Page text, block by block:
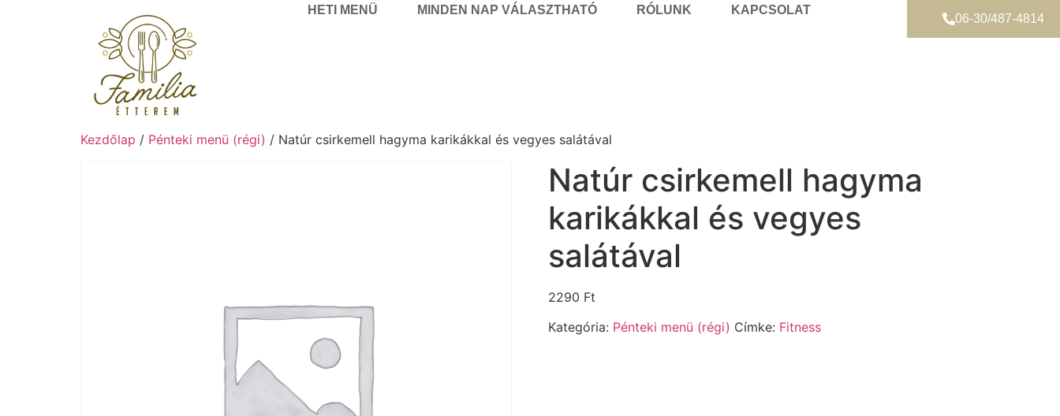
HETI MENÜ MINDEN NAP VÁLASZTHATÓ RÓLUNK KAPCSOLAT
06-30/487-4814
Kezdőlap / Pénteki menü (régi) / Natúr csirkemell hagyma karikákkal és vegyes salátával
Natúr csirkemell hagyma
karikákkal és vegyes
salátával
2290 Ft
Kategória: Pénteki menü (régi) Címke: Fitness